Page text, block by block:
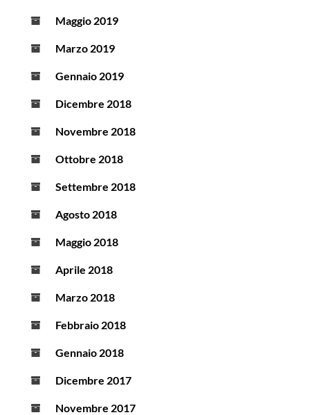
Maggio 2019
Marzo 2019
Gennaio 2019
Dicembre 2018
Novembre 2018
Ottobre 2018
Settembre 2018
Agosto 2018
Maggio 2018
Aprile 2018
Marzo 2018
Febbraio 2018
Gennaio 2018
Dicembre 2017
Novembre 2017